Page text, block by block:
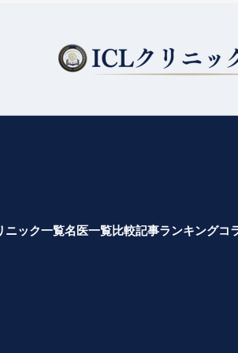
ニック一覧名医一覧比較記事ランキングコ